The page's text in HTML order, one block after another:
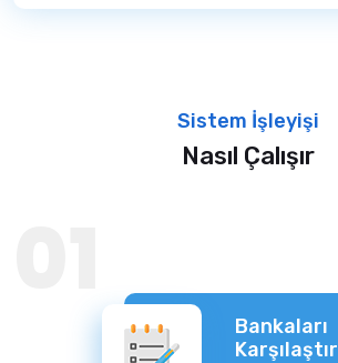
Sistem İşleyişi
Nasıl Çalışır
Bankaları